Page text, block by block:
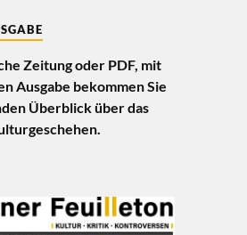
Zeitung oder PDF, mit
Ausgabe bekommen Sie
Überblick über das